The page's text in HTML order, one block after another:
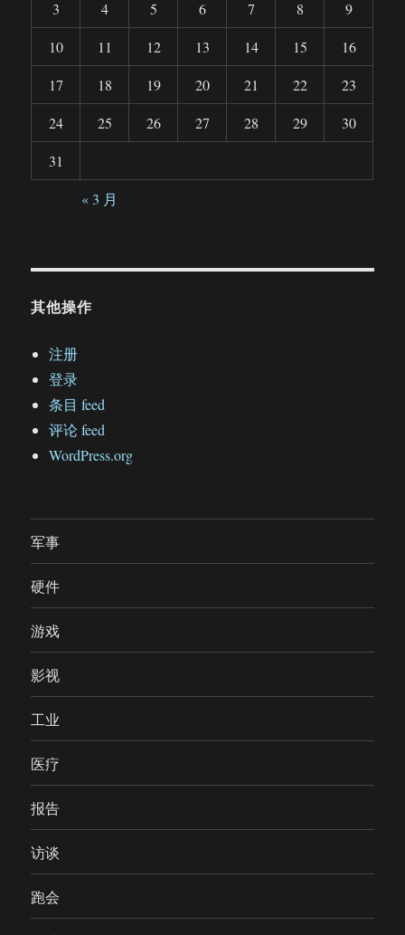
3
4 5 6 7 8
9
10
11 12 13 14 15
16
17
18 19 20 21 22
23
24
25 26 27 28 29
30
31
« 3 月
其他操作
注册
登录
条目 feed
评论 feed
WordPress.org
军事
硬件
游戏
影视
工业
医疗
报告
访谈
跑会